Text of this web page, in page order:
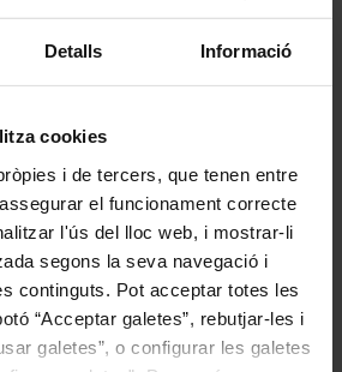
Detalls Informació
cookies
i de tercers, que tenen entre
el funcionament correcte
l'ús del lloc web, i mostrar-li
segons la seva navegació i
continguts. Pot acceptar totes les
“Acceptar galetes”, rebutjar-les i
galetes”, o configurar les galetes
la histórica visita de la
Torres en 1995,
aniversario de la casa.
a partir de las variedades
cabernet franc y merlot,
mejores uvas del pequeño y